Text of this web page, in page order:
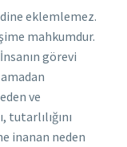
eklemlemez.
mahkumdur.
görevi
ve
tutarlılığını
inanan neden